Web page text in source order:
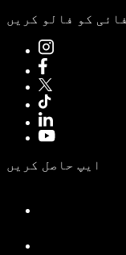
کو فالو کریں
ایپ حاصل کریں